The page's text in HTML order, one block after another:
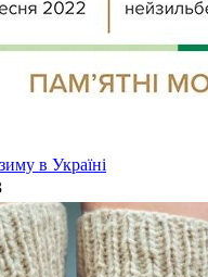
в Україні